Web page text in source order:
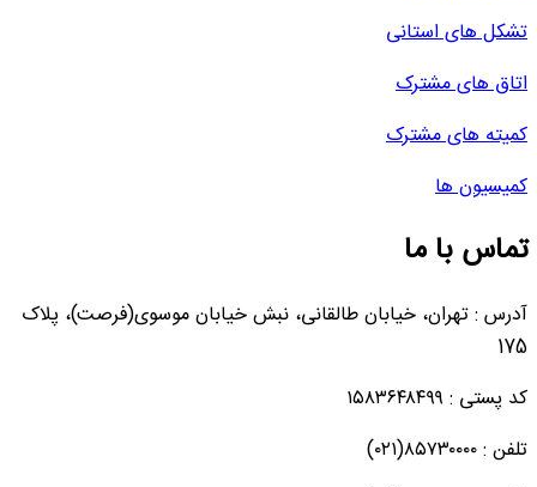
تشکل های استانی
اتاق های مشترک
کمیته های مشترک
کمیسیون ها
تماس با ما
آدرس : تهران، خیابان طالقانی، نبش خیابان موسوی(فرصت)، پلاک
175
کد پستی : ۱۵۸۳۶۴۸۴۹۹
تلفن : ۸۵۷۳۰۰۰۰(۰۲۱)